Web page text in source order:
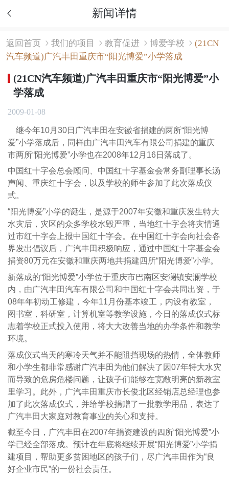
新闻详情
返回首页 我们的项目 教育促进 博爱学校
(21CN
汽车频道)广汽丰田重庆市“阳光博爱”小学落成
(21CN汽车频道)广汽丰田重庆市“阳光博爱”小
学落成
2009-01-08
继今年10月30日广汽丰田在安徽省捐建的两所“阳光博
爱”小学落成后，同样由广汽丰田汽车有限公司捐建的重庆
市两所“阳光博爱”小学也在2008年12月16日落成了。
中国红十字会总会顾问、中国红十字基金会常务副理事长汤
声闻、重庆红十字会，以及学校的师生参加了此次落成仪
式。
“阳光博爱”小学的诞生，是源于2007年安徽和重庆发生特大
水灾后，灾区的众多学校水毁严重，当地红十字会将灾情通
过市红十字会上报中国红十字会。在中国红十字会向社会各
界发出倡议后，广汽丰田积极响应，通过中国红十字基金会
捐资80万元在安徽和重庆两地共捐建四所“阳光博爱”小学。
新落成的“阳光博爱”小学位于重庆市巴南区安澜镇安澜学校
内，由广汽丰田汽车有限公司和中国红十字会共同出资，于
08年年初动工修建，今年11月份基本竣工，内设有教室，
图书室，科研室，计算机室等教学设施，今日的落成仪式标
志着学校正式投入使用，将大大改善当地的办学条件和教学
环境。
落成仪式当天的寒冷天气并不能阻挡现场的热情，全体教师
和小学生都非常感谢广汽丰田为他们解决了因07年特大水灾
而导致的危房危楼问题，让孩子们能够在宽敞明亮的新教室
里学习。此外，广汽丰田重庆市长俊北区经销店总经理也参
加了此次落成仪式，并给学校捐赠了一批教学用品，表达了
广汽丰田大家庭对教育事业的关心和支持。
截至今日，广汽丰田在2007年捐资建设的四所“阳光博爱”小
学已经全部落成。预计在年底将继续开展“阳光博爱”小学捐
建项目，帮助更多贫困地区的孩子们，尽广汽丰田作为“良
好企业市民”的一份社会责任。